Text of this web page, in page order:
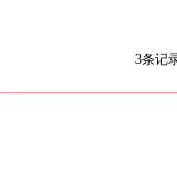
3条记